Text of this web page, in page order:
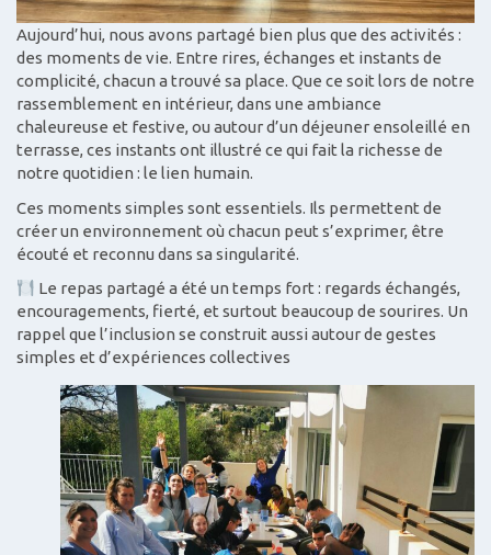
Aujourd’hui, nous avons partagé bien plus que des activités :
des moments de vie. Entre rires, échanges et instants de
complicité, chacun a trouvé sa place. Que ce soit lors de notre
rassemblement en intérieur, dans une ambiance
chaleureuse et festive, ou autour d’un déjeuner ensoleillé en
terrasse, ces instants ont illustré ce qui fait la richesse de
notre quotidien : le lien humain.
Ces moments simples sont essentiels. Ils permettent de
créer un environnement où chacun peut s’exprimer, être
écouté et reconnu dans sa singularité.
Le repas partagé a été un temps fort : regards échangés,
encouragements, fierté, et surtout beaucoup de sourires. Un
rappel que l’inclusion se construit aussi autour de gestes
simples et d’expériences collectives